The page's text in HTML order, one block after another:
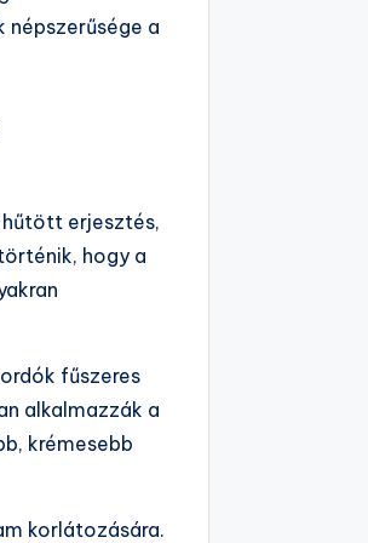
népszerűsége a
erjesztés,
hogy a
fűszeres
alkalmazzák a
krémesebb
korlátozására.